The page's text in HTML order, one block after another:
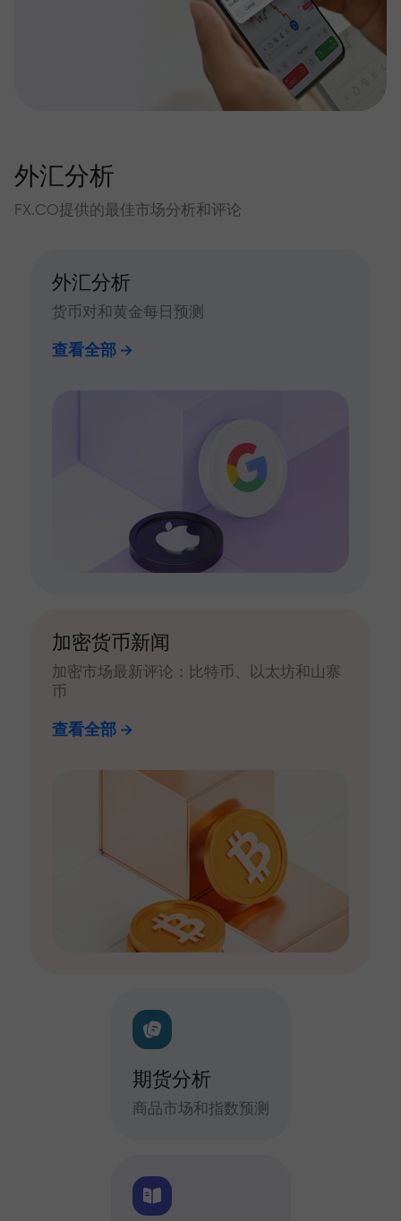
外汇分析
FX.CO提供的最佳市场分析和评论
外汇分析
货币对和黄金每日预测
查看全部
加密货币新闻
加密市场最新评论：比特币、以太坊和山寨
币
查看全部
期货分析
商品市场和指数预测